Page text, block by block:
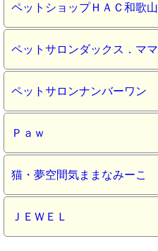
ペットショップＨＡＣ和歌山
ペットサロンダックス．ママ
ペットサロンナンバーワン
Ｐａｗ
猫・夢空間気ままなみーこ
ＪＥＷＥＬ